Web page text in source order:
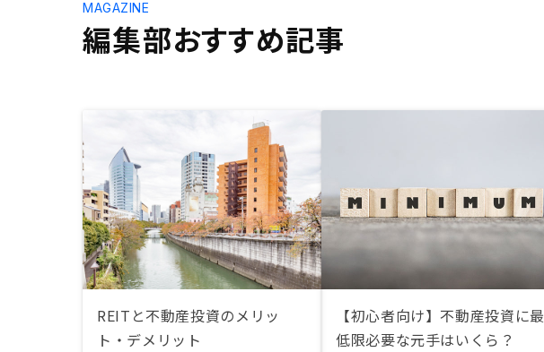
編集部おすすめ記事
MAGAZINE
REITと不動産投資のメリッ
ト・デメリット
【初心者向け】不動産投資に最
低限必要な元手はいくら？